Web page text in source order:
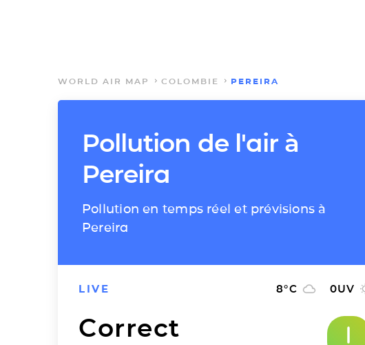
WORLD AIR MAP COLOMBIE PEREIRA
Pollution de l'air à
Pereira
Pollution en temps réel et prévisions à
Pereira
LIVE 8°C 0UV
Correct